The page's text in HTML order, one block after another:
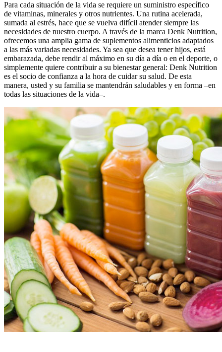
Para cada situación de la vida se requiere un suministro específico
de vitaminas, minerales y otros nutrientes. Una rutina acelerada,
sumada al estrés, hace que se vuelva difícil atender siempre las
necesidades de nuestro cuerpo. A través de la marca Denk Nutrition,
ofrecemos una amplia gama de suplementos alimenticios adaptados
a las más variadas necesidades. Ya sea que desea tener hijos, está
embarazada, debe rendir al máximo en su día a día o en el deporte, o
simplemente quiere contribuir a su bienestar general: Denk Nutrition
es el socio de confianza a la hora de cuidar su salud. De esta
manera, usted y su familia se mantendrán saludables y en forma –en
todas las situaciones de la vida–.